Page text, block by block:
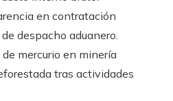
en contratación
despacho aduanero.
mercurio en minería
tras actividades